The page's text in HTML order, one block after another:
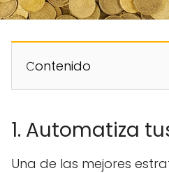
𝙲ontenido
1. Automatiza
Una de las mejores